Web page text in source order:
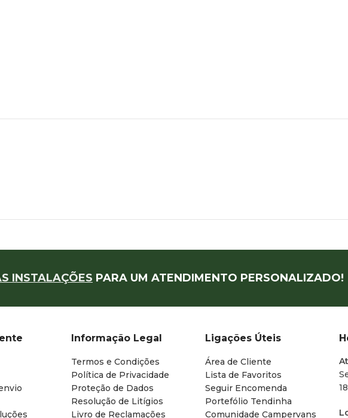
INSTALAÇÕES PARA UM ATENDIMENTO PERSONALIZADO!
Informação Legal
Termos e Condições
Política de Privacidade
Proteção de Dados
Resolução de Litígios
Livro de Reclamações
Ligações Úteis
Área de Cliente
Lista de Favoritos
Seguir Encomenda
Portefólio Tendinha
Comunidade Campervans